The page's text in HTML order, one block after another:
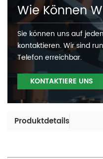
Wie Können
Sie können uns auf
kontaktieren. Wir sind
Telefon erreichbar.
KONTAKTIERE UNS
Produktdetails